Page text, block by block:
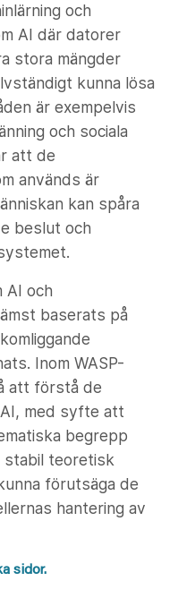
och
AI där datorer
stora mängder
kunna lösa
är exempelvis
och sociala
att de
används är
kan spåra
beslut och
AI och
baserats på
Inom WASP-
att förstå de
med syfte att
begrepp
stabil teoretisk
förutsäga de
hantering av
sidor.